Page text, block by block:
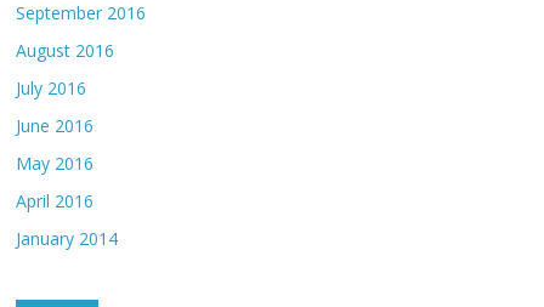
September 2016
August 2016
July 2016
June 2016
May 2016
April 2016
January 2014